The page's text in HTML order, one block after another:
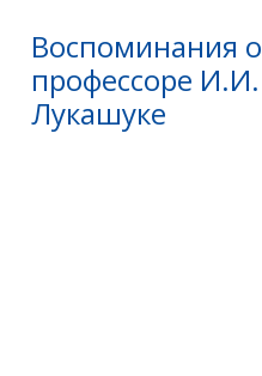
Воспоминания о
профессоре И.И.
Лукашуке